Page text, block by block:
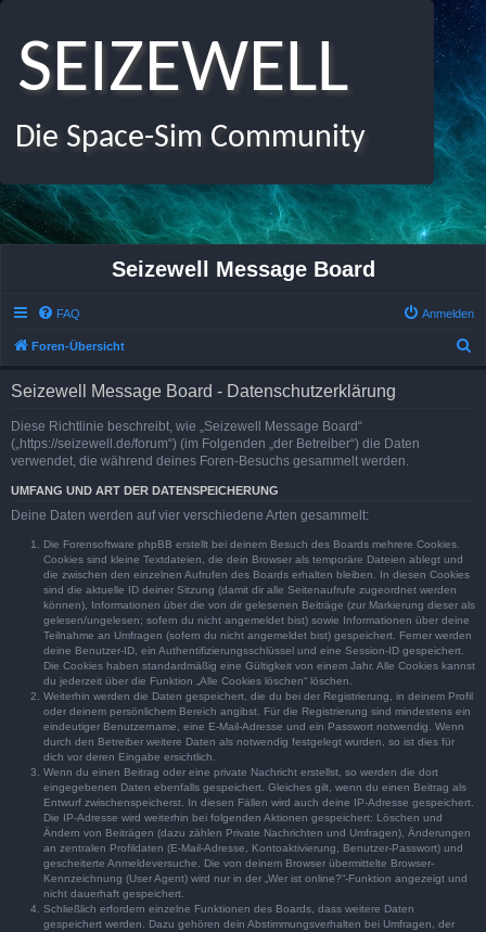
SEIZEWELL
Die Space-Sim Community
Seizewell Message Board
FAQ Anmelden
Foren-Übersicht
Seizewell Message Board - Datenschutzerklärung
Diese Richtlinie beschreibt, wie „Seizewell Message Board“
(„https://seizewell.de/forum“) (im Folgenden „der Betreiber“) die Daten
verwendet, die während deines Foren-Besuchs gesammelt werden.
UMFANG UND ART DER DATENSPEICHERUNG
Deine Daten werden auf vier verschiedene Arten gesammelt:
Die Forensoftware phpBB erstellt bei deinem Besuch des Boards mehrere Cookies.
Cookies sind kleine Textdateien, die dein Browser als temporäre Dateien ablegt und
die zwischen den einzelnen Aufrufen des Boards erhalten bleiben. In diesen Cookies
sind die aktuelle ID deiner Sitzung (damit dir alle Seitenaufrufe zugeordnet werden
können), Informationen über die von dir gelesenen Beiträge (zur Markierung dieser als
gelesen/ungelesen; sofern du nicht angemeldet bist) sowie Informationen über deine
Teilnahme an Umfragen (sofern du nicht angemeldet bist) gespeichert. Ferner werden
deine Benutzer-ID, ein Authentifizierungsschlüssel und eine Session-ID gespeichert.
Die Cookies haben standardmäßig eine Gültigkeit von einem Jahr. Alle Cookies kannst
du jederzeit über die Funktion „Alle Cookies löschen“ löschen.
Weiterhin werden die Daten gespeichert, die du bei der Registrierung, in deinem Profil
oder deinem persönlichem Bereich angibst. Für die Registrierung sind mindestens ein
eindeutiger Benutzername, eine E-Mail-Adresse und ein Passwort notwendig. Wenn
durch den Betreiber weitere Daten als notwendig festgelegt wurden, so ist dies für
dich vor deren Eingabe ersichtlich.
Wenn du einen Beitrag oder eine private Nachricht erstellst, so werden die dort
eingegebenen Daten ebenfalls gespeichert. Gleiches gilt, wenn du einen Beitrag als
Entwurf zwischenspeicherst. In diesen Fällen wird auch deine IP-Adresse gespeichert.
Die IP-Adresse wird weiterhin bei folgenden Aktionen gespeichert: Löschen und
Ändern von Beiträgen (dazu zählen Private Nachrichten und Umfragen), Änderungen
an zentralen Profildaten (E-Mail-Adresse, Kontoaktivierung, Benutzer-Passwort) und
gescheiterte Anmeldeversuche. Die von deinem Browser übermittelte Browser-
Kennzeichnung (User Agent) wird nur in der „Wer ist online?“-Funktion angezeigt und
nicht dauerhaft gespeichert.
Schließlich erfordern einzelne Funktionen des Boards, dass weitere Daten
gespeichert werden. Dazu gehören dein Abstimmungsverhalten bei Umfragen, der